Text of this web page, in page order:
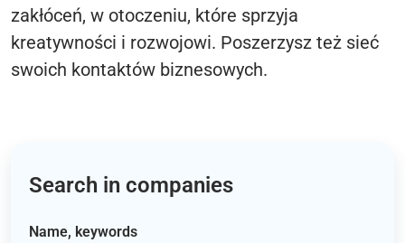
zakłóceń, w otoczeniu, które sprzyja
kreatywności i rozwojowi. Poszerzysz też sieć
swoich kontaktów biznesowych.
Search in companies
Name, keywords